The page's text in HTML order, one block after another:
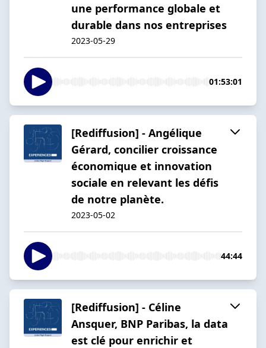
une performance globale et
durable dans nos entreprises
2023-05-29
01:53:01
[Rediffusion] - Angélique
Gérard, concilier croissance
économique et innovation
sociale en relevant les défis
de notre planète.
2023-05-02
44:44
[Rediffusion] - Céline
Ansquer, BNP Paribas, la data
est clé pour enrichir et